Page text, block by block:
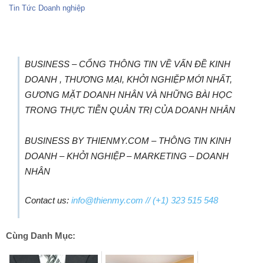
Tin Tức Doanh nghiệp
BUSINESS – CỔNG THÔNG TIN VỀ VẤN ĐỀ KINH
DOANH , THƯƠNG MẠI, KHỞI NGHIỆP MỚI NHẤT,
GƯƠNG MẶT DOANH NHÂN VÀ NHỮNG BÀI HỌC
TRONG THỰC TIỄN QUẢN TRỊ CỦA DOANH NHÂN
BUSINESS BY THIENMY.COM – THÔNG TIN KINH
DOANH – KHỞI NGHIỆP – MARKETING – DOANH
NHÂN
Contact us: info@thienmy.com // (+1) 323 515 548
Cùng Danh Mục: